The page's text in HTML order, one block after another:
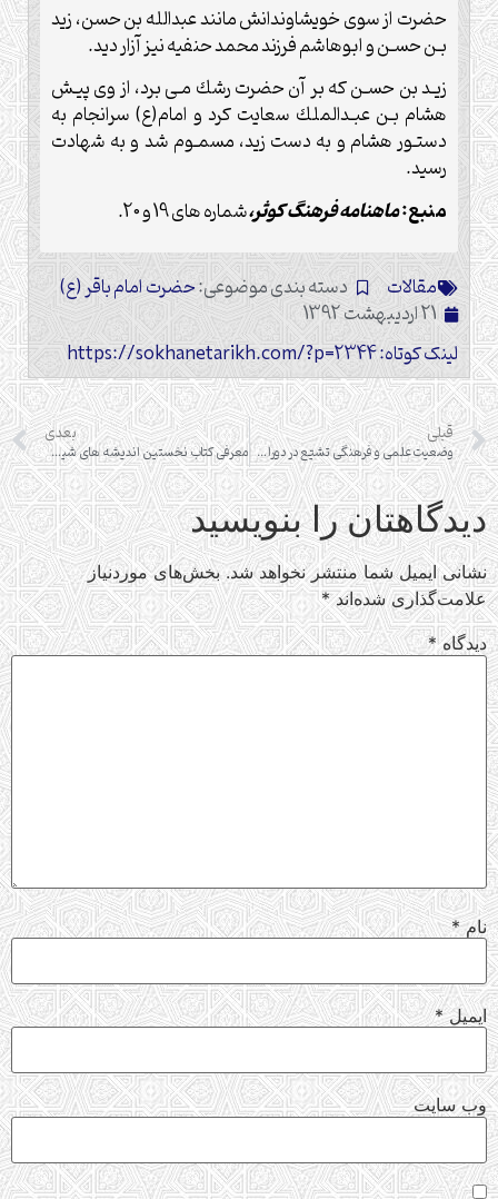
حضرت از سوى خويشاوندانش مانند عبدالله بن حسن، زيد
بـن حسـن و ابوهاشم فرزند محمد حنفيه نيز آزار ديد.
زيـد بن حسـن كه بر آن حضرت رشك مـى برد، از وى پيـش
هشام بـن عبـدالملك سعايت كرد و امام(ع) سرانجام به
دستـور هشام و به دست زيد، مسمـوم شد و به شهادت
رسيد.
منبع:ماهنامه فرهنگ کوثر،شماره های 19 و 20.
مقالات دسته بندی موضوعی:حضرت امام باقر (ع)
21 اردیبهشت 1392
لینک کوتاه: https://sokhanetarikh.com/?p=2344
قبلی
وضعیت علمی و فرهنگی تشیّع در دوران امام باقر(ع)
بعدی
معرفی کتاب نخستین اندیشه های شیعی، تعالیم امام باقر(ع)
دیدگاهتان را بنویسید
نشانی ایمیل شما منتشر نخواهد شد. بخش‌های موردنیاز
علامت‌گذاری شده‌اند*
دیدگاه*
نام*
ایمیل*
وب‌ سایت